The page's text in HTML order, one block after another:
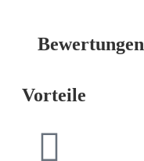
Bewertungen
Vorteile